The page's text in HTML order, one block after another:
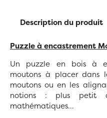
Description du produit
Puzzle à encastrement
Un puzzle en bois à
moutons à placer dans
moutons ou en les
notions : plus petit
mathématiques...